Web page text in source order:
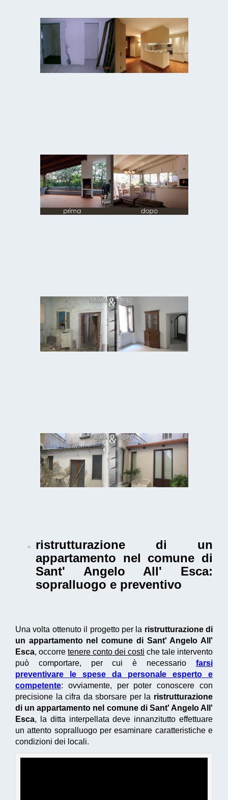
ristrutturazione di un
appartamento nel comune di
Sant' Angelo All' Esca:
sopralluogo e preventivo
Una volta ottenuto il progetto per la ristrutturazione di
un appartamento nel comune di Sant' Angelo All'
Esca, occorre tenere conto dei costi che tale intervento
può comportare, per cui è necessario farsi
preventivare le spese da personale esperto e
competente: ovviamente, per poter conoscere con
precisione la cifra da sborsare per la ristrutturazione
di un appartamento nel comune di Sant' Angelo All'
Esca, la ditta interpellata deve innanzitutto effettuare
un attento sopralluogo per esaminare caratteristiche e
condizioni dei locali.